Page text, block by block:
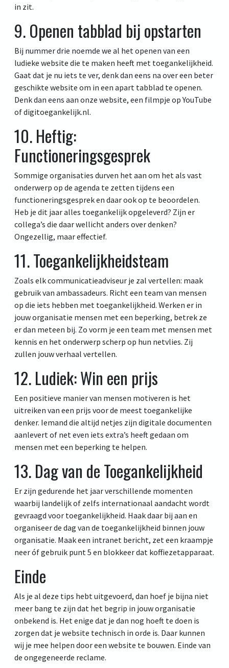
in zit.
9. Openen tabblad bij opstarten
Bij nummer drie noemde we al het openen van een
ludieke website die te maken heeft met toegankelijkheid.
Gaat dat je nu iets te ver, denk dan eens na over een beter
geschikte website om in een apart tabblad te openen.
Denk dan eens aan onze website, een filmpje op YouTube
of digitoegankelijk.nl.
10. Heftig:
Functioneringsgesprek
Sommige organisaties durven het aan om het als vast
onderwerp op de agenda te zetten tijdens een
functioneringsgesprek en daar ook op te beoordelen.
Heb je dit jaar alles toegankelijk opgeleverd? Zijn er
collega’s die daar wellicht anders over denken?
Ongezellig, maar effectief.
11. Toegankelijkheidsteam
Zoals elk communicatieadviseur je zal vertellen: maak
gebruik van ambassadeurs. Richt een team van mensen
op die iets hebben met toegankelijkheid. Werken er in
jouw organisatie mensen met een beperking, betrek ze
er dan meteen bij. Zo vorm je een team met mensen met
kennis en het onderwerp scherp op hun netvlies. Zij
zullen jouw verhaal vertellen.
12. Ludiek: Win een prijs
Een positieve manier van mensen motiveren is het
uitreiken van een prijs voor de meest toegankelijke
denker. Iemand die altijd netjes zijn digitale documenten
aanlevert of net even iets extra’s heeft gedaan om
mensen met een beperking te helpen.
13. Dag van de Toegankelijkheid
Er zijn gedurende het jaar verschillende momenten
waarbij landelijk of zelfs internationaal aandacht wordt
gevraagd voor toegankelijkheid. Haak daar bij aan en
organiseer de dag van de toegankelijkheid binnen jouw
organisatie. Maak een intranet bericht, zet een kraampje
neer óf gebruik punt 5 en blokkeer dat koffiezetapparaat.
Einde
Als je al deze tips hebt uitgevoerd, dan hoef je bijna niet
meer bang te zijn dat het begrip in jouw organisatie
onbekend is. Het enige dat je dan nog hoeft te doen is
zorgen dat je website technisch in orde is. Daar kunnen
wij je mee helpen door een website te bouwen. Einde van
de ongegeneerde reclame.